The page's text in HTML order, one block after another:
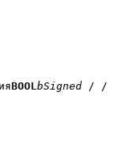
BOOLbSigned / /